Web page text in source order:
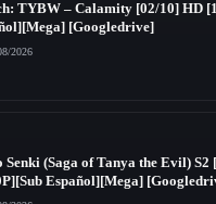
TYBW – Calamity [02/10] HD
[Googledrive]
2026
Senki (Saga of Tanya the Evil) S2
Español][Mega]